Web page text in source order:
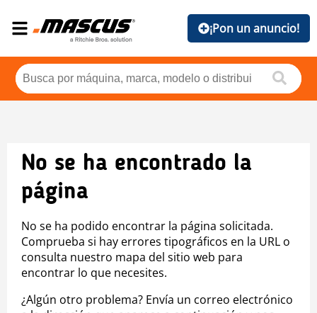
¡Pon un anuncio!
No se ha encontrado la
página
No se ha podido encontrar la página solicitada.
Comprueba si hay errores tipográficos en la URL o
consulta nuestro mapa del sitio web para
encontrar lo que necesites.
¿Algún otro problema? Envía un correo electrónico